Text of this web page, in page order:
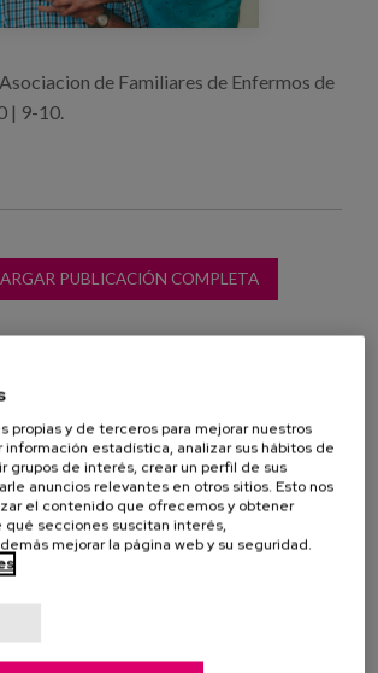
de Familiares de Enfermos de
| 9-10.
PUBLICACIÓN COMPLETA
Alzheimer
RELACIONADAS
en estrategias de
en el bienestar de cuidadores
Alzheimer
en estrategias de
propias y de terceros para mejorar nuestros
información estadística, analizar sus hábitos de
grupos de interés, crear un perfil de sus
anuncios relevantes en otros sitios. Esto nos
el contenido que ofrecemos y obtener
qué secciones suscitan interés,
mejorar la página web y su seguridad.